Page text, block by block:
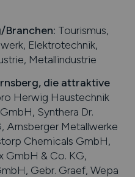
/Branchen: Tourismus,
Elektrotechnik,
Metallindustrie
, die attraktive
Herwig Haustechnik
Synthera Dr.
Arnsberger Metallwerke
Chemicals GmbH,
GmbH & Co. KG,
Gebr. Graef, Wepa